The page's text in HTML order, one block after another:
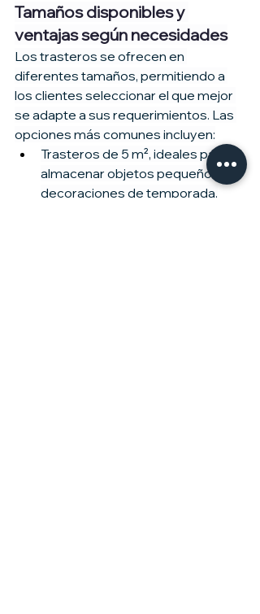
Tamaños disponibles y
ventajas según necesidades
Los trasteros se ofrecen en
diferentes tamaños, permitiendo a
los clientes seleccionar el que mejor
se adapte a sus requerimientos. Las
opciones más comunes incluyen:
Trasteros de 5 m², ideales para
almacenar objetos pequeños o
decoraciones de temporada.